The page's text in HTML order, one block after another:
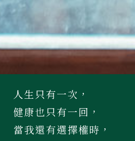
人生只有一次，
健康也只有一回，
當我還有選擇權時，